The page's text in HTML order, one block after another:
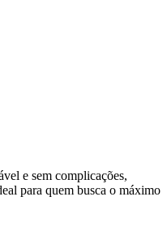
e sem complicações,
para quem busca o máximo